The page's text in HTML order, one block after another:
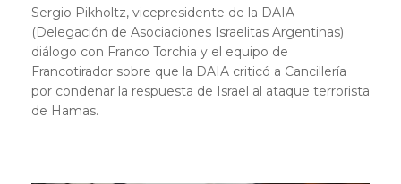
Sergio Pikholtz, vicepresidente de la DAIA
(Delegación de Asociaciones Israelitas Argentinas)
diálogo con Franco Torchia y el equipo de
Francotirador sobre que la DAIA criticó a Cancillería
por condenar la respuesta de Israel al ataque terrorista
de Hamas.